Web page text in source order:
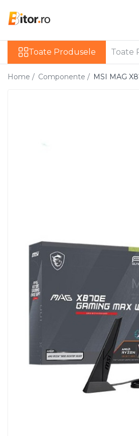
Laptop , PC, Tablete
Laptop-uri
Laptop-uri Gaming
Imprimante Cerneală
Imprimante Matriciale
Multifuncțional Cerneală
Multifuncțional Laser Mono
Accesorii Imprimante &
Scannere 3D
Consumabile & Filamente 3D
Cerneală & Cap de Printare
Consumabile - toner
Imprimante Large Format
Toate Produsele Toate
Home / Componente / MSI MAG